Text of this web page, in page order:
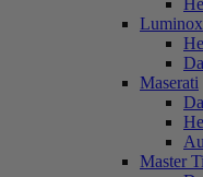
Luminox
Maserati
Master